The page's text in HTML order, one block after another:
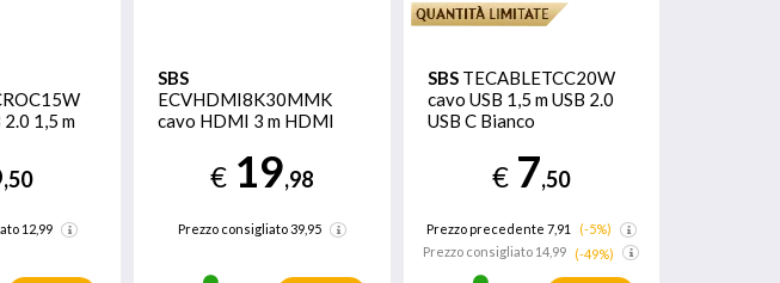
2.0 1,5 m
,50
12,99
SBS
ECVHDMI8K30MMK
cavo HDMI 3 m HDMI
€ 19,98
Prezzo consigliato39,95
SBS TECABLETCC20W
cavo USB 1,5 m USB 2.0
USB C Bianco
€ 7,50
Prezzo precedente 7,91
(-5%)
Prezzo consigliato 14,99 (-49%)